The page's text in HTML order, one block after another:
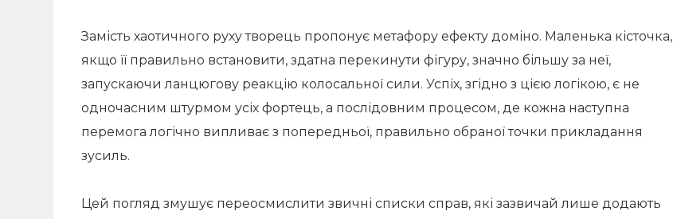
Замість хаотичного руху творець пропонує метафору ефекту доміно. Маленька кісточка,
якщо її правильно встановити, здатна перекинути фігуру, значно більшу за неї,
запускаючи ланцюгову реакцію колосальної сили. Успіх, згідно з цією логікою, є не
одночасним штурмом усіх фортець, а послідовним процесом, де кожна наступна
перемога логічно випливає з попередньої, правильно обраної точки прикладання
зусиль.
Цей погляд змушує переосмислити звичні списки справ, які зазвичай лише додають